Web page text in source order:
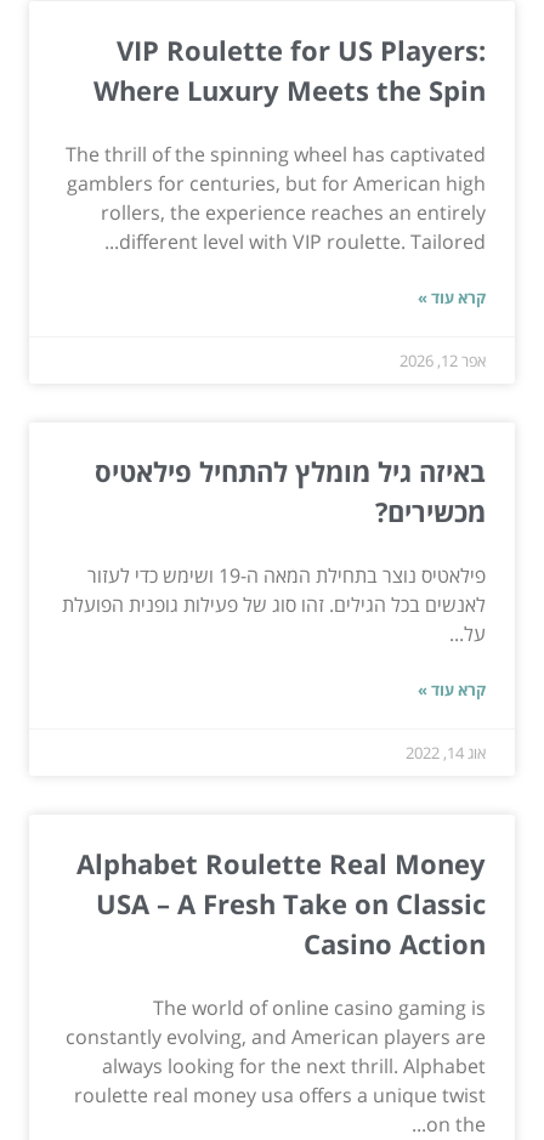
VIP Roulette for US Players:
Where Luxury Meets the Spin
The thrill of the spinning wheel has captivated
gamblers for centuries, but for American high
rollers, the experience reaches an entirely
different level with VIP roulette. Tailored...
קרא עוד »
אפר 12, 2026
באיזה גיל מומלץ להתחיל פילאטיס
מכשירים?
פילאטיס נוצר בתחילת המאה ה-19 ושימש כדי לעזור
לאנשים בכל הגילים. זהו סוג של פעילות גופנית הפועלת
על...
קרא עוד »
אוג 14, 2022
Alphabet Roulette Real Money
USA – A Fresh Take on Classic
Casino Action
The world of online casino gaming is
constantly evolving, and American players are
always looking for the next thrill. Alphabet
roulette real money usa offers a unique twist
on the...